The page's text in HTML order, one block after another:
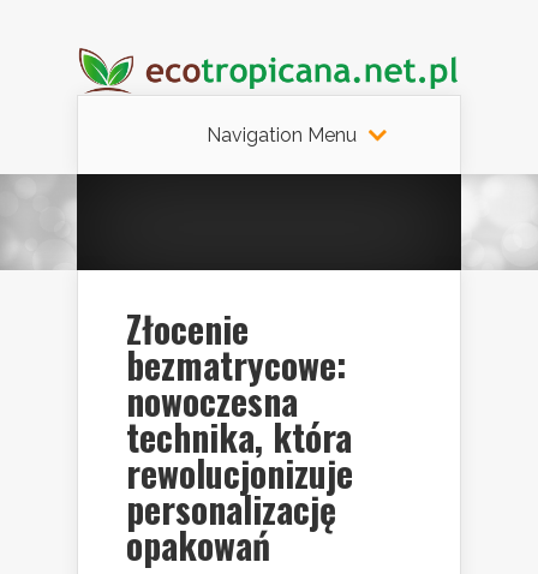
Navigation Menu
Złocenie
bezmatrycowe:
nowoczesna
technika, która
rewolucjonizuje
personalizację
opakowań